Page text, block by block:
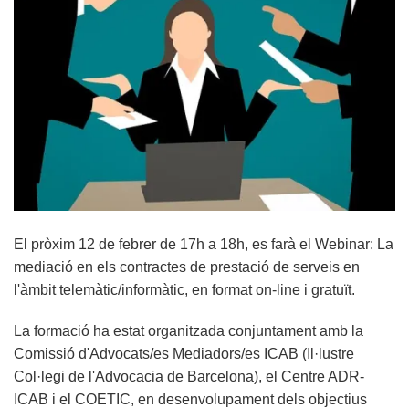
El pròxim 12 de febrer de 17h a 18h, es farà el Webinar: La
mediació en els contractes de prestació de serveis en
l'àmbit telemàtic/informàtic, en format on-line i gratuït.
La formació ha estat organitzada conjuntament amb la
Comissió d'Advocats/es Mediadors/es ICAB (Il·lustre
Col·legi de l'Advocacia de Barcelona), el Centre ADR-
ICAB i el COETIC, en desenvolupament dels objectius